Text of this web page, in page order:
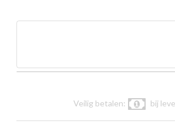
Veilig betalen: bij